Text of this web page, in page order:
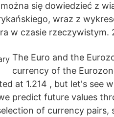
się dowiedzieć z
wraz z
w czasie rzeczywistym.
The Euro and the
currency of the
at 1.214 , but let's see
predict future values
of currency pairs,